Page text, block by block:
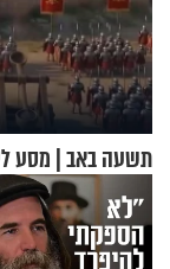
תשעה באב | מסע